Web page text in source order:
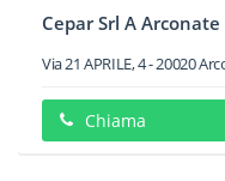
Cepar Srl A Arconate
Via 21 APRILE, 4-20020
Chiama